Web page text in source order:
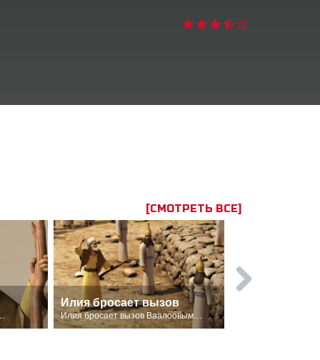
[СМОТРЕТЬ ВСЕ]
сердца Израиля.
Илия бросает вызов
Илия бросает вызов Ваалоовым пророкам на горе Кармил.